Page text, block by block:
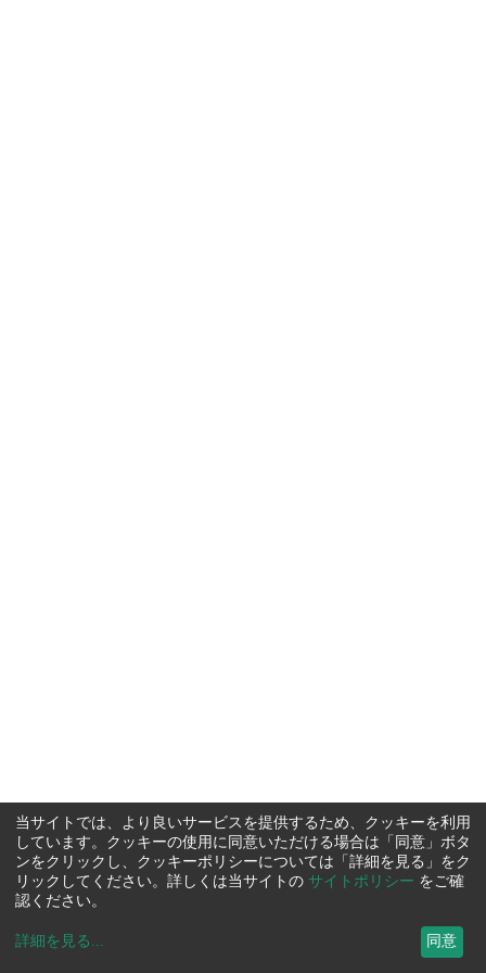
当サイトでは、より良いサービスを提供するため、クッキーを利用
しています。クッキーの使用に同意いただける場合は「同意」ボタ
ンをクリックし、クッキーポリシーについては「詳細を見る」をク
リックしてください。詳しくは当サイトの サイトポリシー をご確
認ください。
詳細を見る ... 同意